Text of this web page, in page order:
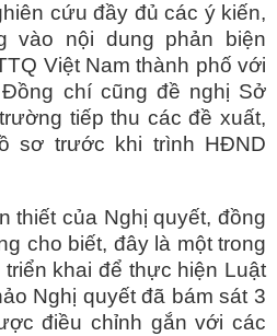
cứu đầy đủ các ý kiến,
vào nội dung phản biện
Việt Nam thành phố với
chí cũng đề nghị Sở
tiếp thu các đề xuất,
sơ trước khi trình HĐND
thiết của Nghị quyết, đồng
cho biết, đây là một trong
khai để thực hiện Luật
Nghị quyết đã bám sát 3
điều chỉnh gắn với các